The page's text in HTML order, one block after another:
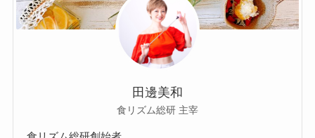
田邊美和
食リズム総研 主宰